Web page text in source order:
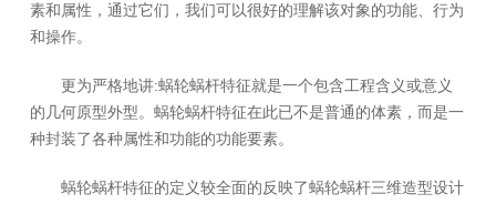
素和属性，通过它们，我们可以很好的理解该对象的功能、行为
和操作。
更为严格地讲:蜗轮蜗杆特征就是一个包含工程含义或意义
的几何原型外型。蜗轮蜗杆特征在此已不是普通的体素，而是一
种封装了各种属性和功能的功能要素。
蜗轮蜗杆特征的定义较全面的反映了蜗轮蜗杆三维造型设计